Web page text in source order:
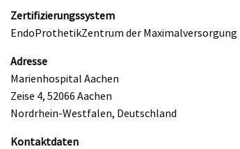
Zertifizierungssystem
EndoProthetikZentrum der Maximalversorgung
Adresse
Marienhospital Aachen
Zeise 4, 52066 Aachen
Nordrhein-Westfalen, Deutschland
Kontaktdaten